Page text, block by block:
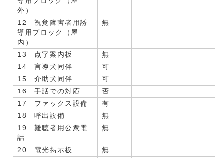
外）
12 視覚障害者用誘
導用ブロック（屋
内）
無
13 点字案内板
無
14 盲導犬同伴
可
15 介助犬同伴
可
16 手話での対応
否
17 ファックス設備
有
18 呼出設備
無
19 難聴者用公衆電
話
無
20 電光掲示板
無